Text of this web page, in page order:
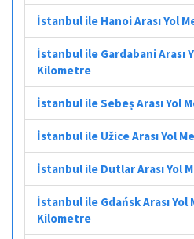
İstanbul ile Hanoi Arası Yol
İstanbul ile Gardabani Arası
Kilometre
İstanbul ile Sebeș Arası Yol
İstanbul ile Užice Arası Yol
İstanbul ile Dutlar Arası Yol
İstanbul ile Gdańsk Arası Yol
Kilometre